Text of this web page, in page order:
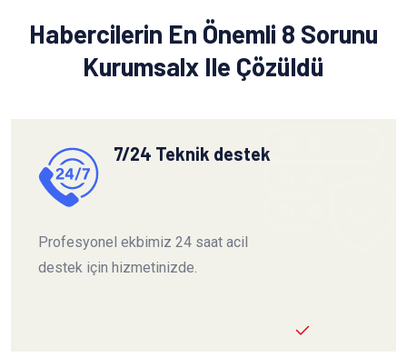
Habercilerin En Önemli 8 Sorunu
Kurumsalx Ile Çözüldü
7/24 Teknik destek
Profesyonel ekbimiz 24 saat acil
destek için hizmetinizde.